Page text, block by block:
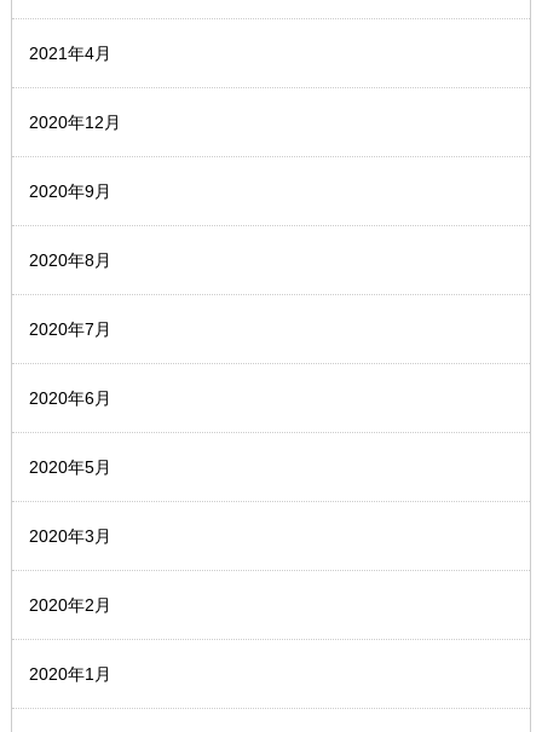
2021年4月
2020年12月
2020年9月
2020年8月
2020年7月
2020年6月
2020年5月
2020年3月
2020年2月
2020年1月